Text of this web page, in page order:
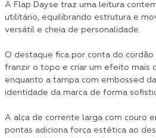
A Flap Dayse traz uma leitura
utilitário, equilibrando estrutura e
versátil e cheia de personalidade.
O destaque fica por conta do
franzir o topo e criar um efeito mais
enquanto a tampa com embossed
identidade da marca de forma
A alça de corrente larga com couro
pontas adiciona força estética ao